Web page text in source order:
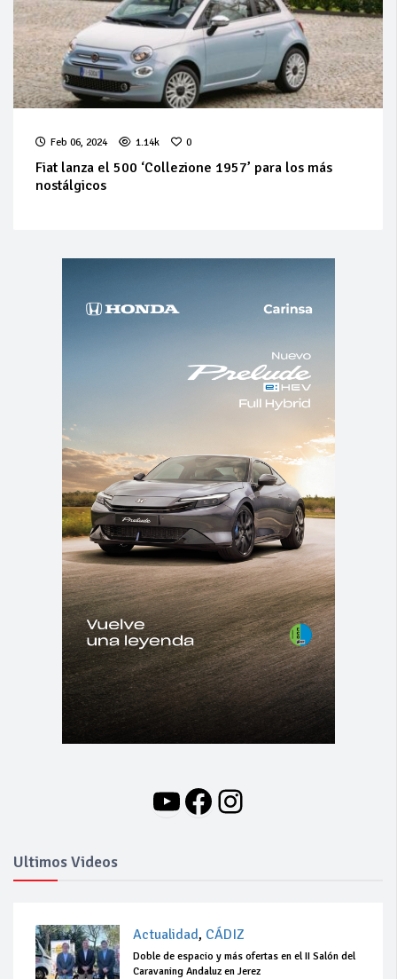
Feb 06, 2024 1.14k 0
Fiat lanza el 500 ‘Collezione 1957’ para los más
nostálgicos
YouTube
Facebook
Instagram
Ultimos Videos
Actualidad, CÁDIZ
Doble de espacio y más ofertas en el II Salón del
Caravaning Andaluz en Jerez